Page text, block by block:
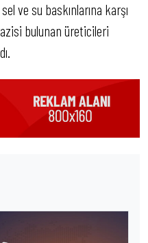
ve su baskınlarına karşı
bulunan üreticileri